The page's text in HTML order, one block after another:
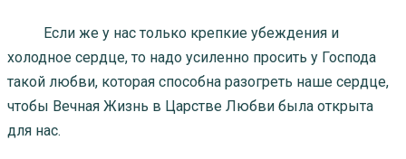
Если же у нас только крепкие убеждения и
холодное сердце, то надо усиленно просить у Господа
такой любви, которая способна разогреть наше сердце,
чтобы Вечная Жизнь в Царстве Любви была открыта
для нас.